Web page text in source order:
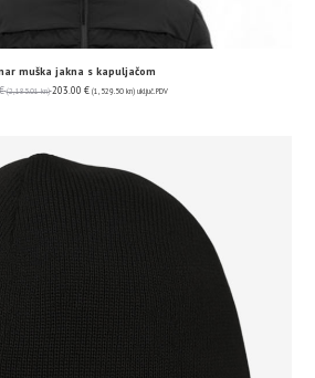
muška jakna s kapuljačom
(2,185.01 kn) 203.00 € (1,529.50 kn) uključ. PDV